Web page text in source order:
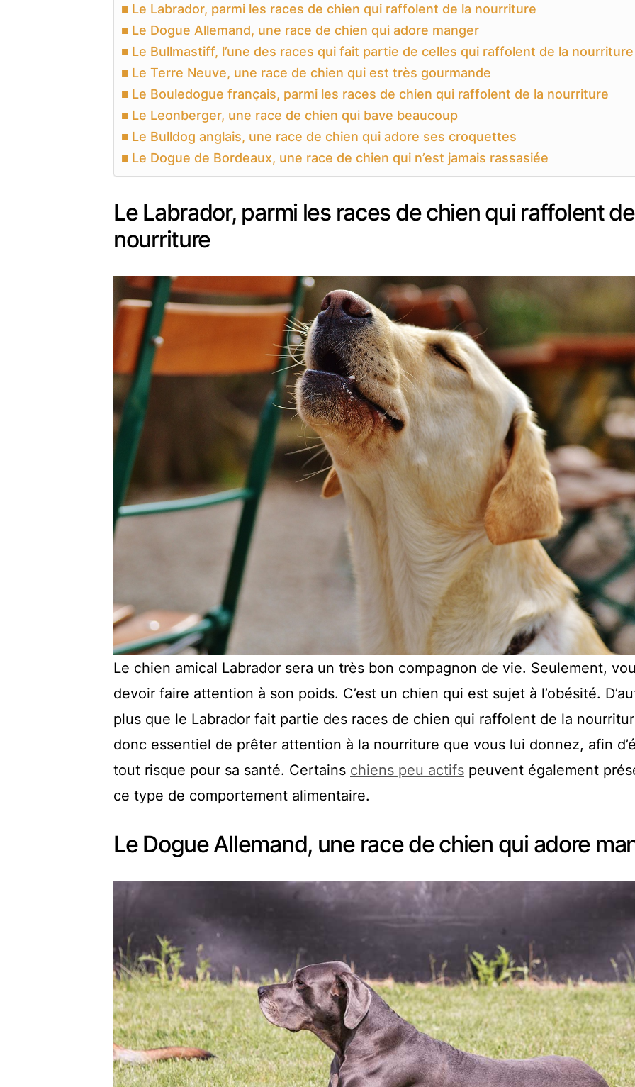
Le Labrador, parmi les races de chien qui raffolent de la nourriture
Le Dogue Allemand, une race de chien qui adore manger
Le Bullmastiff, l’une des races qui fait partie de celles qui raffolent de la nourriture
Le Terre Neuve, une race de chien qui est très gourmande
Le Bouledogue français, parmi les races de chien qui raffolent de la nourriture
Le Leonberger, une race de chien qui bave beaucoup
Le Bulldog anglais, une race de chien qui adore ses croquettes
Le Dogue de Bordeaux, une race de chien qui n’est jamais rassasiée
Le Labrador, parmi les races de chien qui raffolent
nourriture
Le chien amical Labrador sera un très bon compagnon de vie. Seulement,
devoir faire attention à son poids. C’est un chien qui est sujet à l’obésité.
plus que le Labrador fait partie des races de chien qui raffolent de la
donc essentiel de prêter attention à la nourriture que vous lui donnez, afin
tout risque pour sa santé. Certains chiens peu actifs peuvent également
ce type de comportement alimentaire.
Le Dogue Allemand, une race de chien qui adore